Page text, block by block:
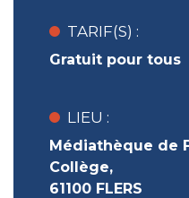
TARIF(S) :
Gratuit pour tous
LIEU :
Médiathèque de
Collège,
61100 FLERS